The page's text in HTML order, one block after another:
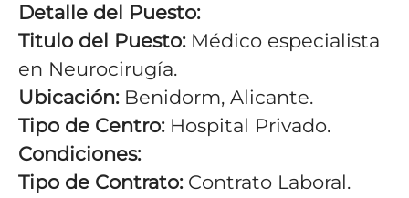
Detalle del Puesto:
Titulo del Puesto: Médico especialista
en Neurocirugía.
Ubicación: Benidorm, Alicante.
Tipo de Centro: Hospital Privado.
Condiciones:
Tipo de Contrato: Contrato Laboral.